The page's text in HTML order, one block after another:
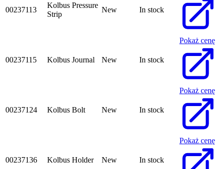
00237113
Kolbus Pressure
Strip
New In stock
00237115 Kolbus Journal New In stock
Pokaż cenę
00237124 Kolbus Bolt New In stock
Pokaż cenę
00237136 Kolbus Holder New In stock
Pokaż cenę